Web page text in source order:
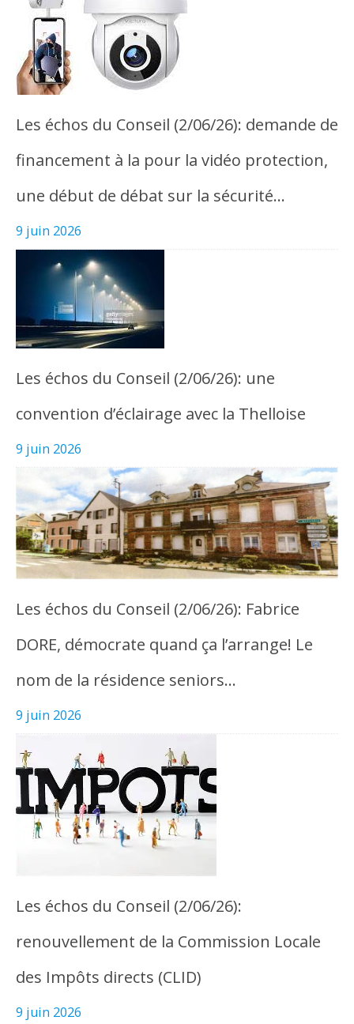
Les échos du Conseil (2/06/26): demande de
financement à la pour la vidéo protection,
une début de débat sur la sécurité…
9 juin 2026
Les échos du Conseil (2/06/26): une
convention d’éclairage avec la Thelloise
9 juin 2026
Les échos du Conseil (2/06/26): Fabrice
DORE, démocrate quand ça l’arrange! Le
nom de la résidence seniors…
9 juin 2026
Les échos du Conseil (2/06/26):
renouvellement de la Commission Locale
des Impôts directs (CLID)
9 juin 2026